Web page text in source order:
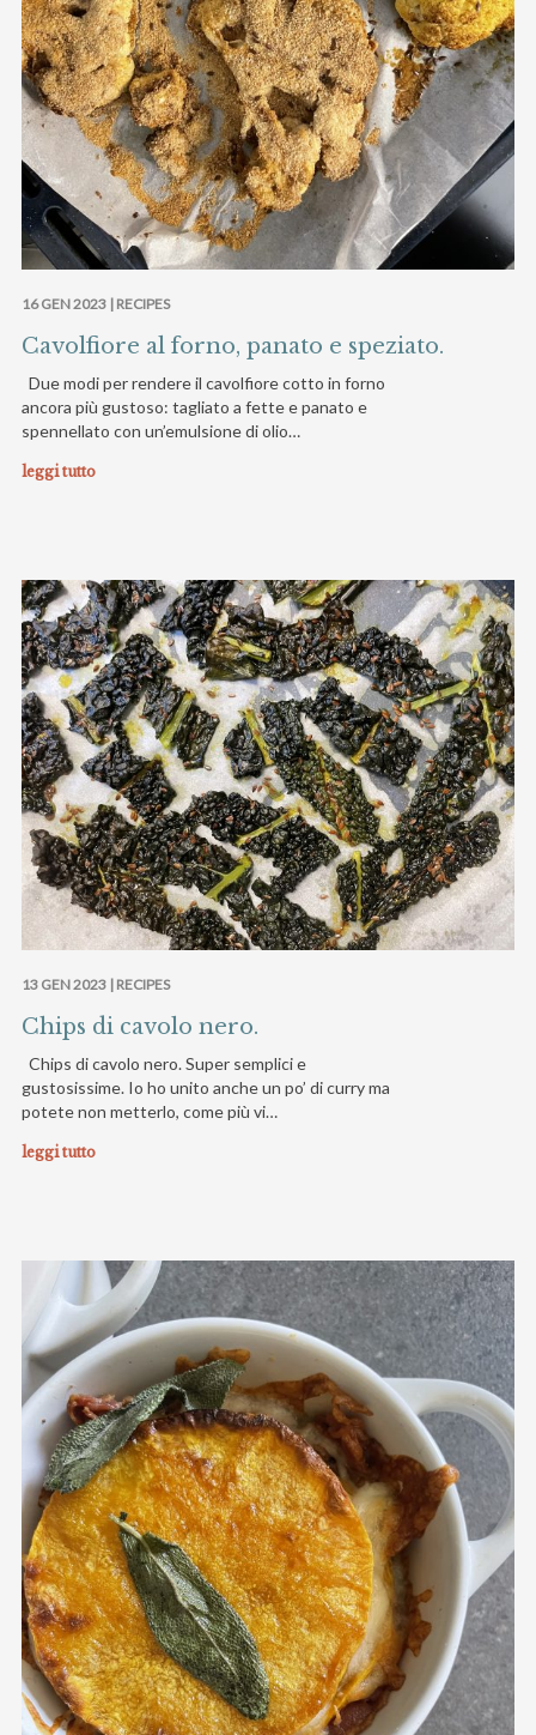
16 GEN 2023 | RECIPES
Cavolfiore al forno, panato e speziato.
Due modi per rendere il cavolfiore cotto in forno
ancora più gustoso: tagliato a fette e panato e
spennellato con un’emulsione di olio…
leggi tutto
13 GEN 2023 | RECIPES
Chips di cavolo nero.
Chips di cavolo nero. Super semplici e
gustosissime. Io ho unito anche un po’ di curry ma
potete non metterlo, come più vi…
leggi tutto